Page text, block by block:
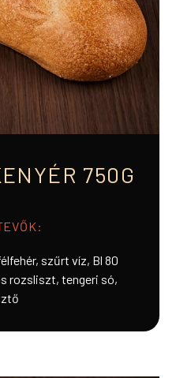
750G
szűrt víz, Bl 80
rozsliszt, tengeri só,